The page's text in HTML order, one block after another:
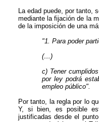
La edad puede, por tanto,
mediante la fijación de la
de la imposición de una
"1. Para poder
(…)
c) Tener
por ley podrá
empleo público".
Por tanto, la regla por lo
Y, si bien, es posible
justificadas desde el